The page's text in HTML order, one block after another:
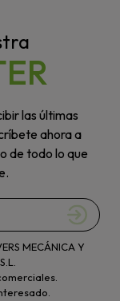
las últimas
ahora a
de todo lo que
MECÁNICA Y